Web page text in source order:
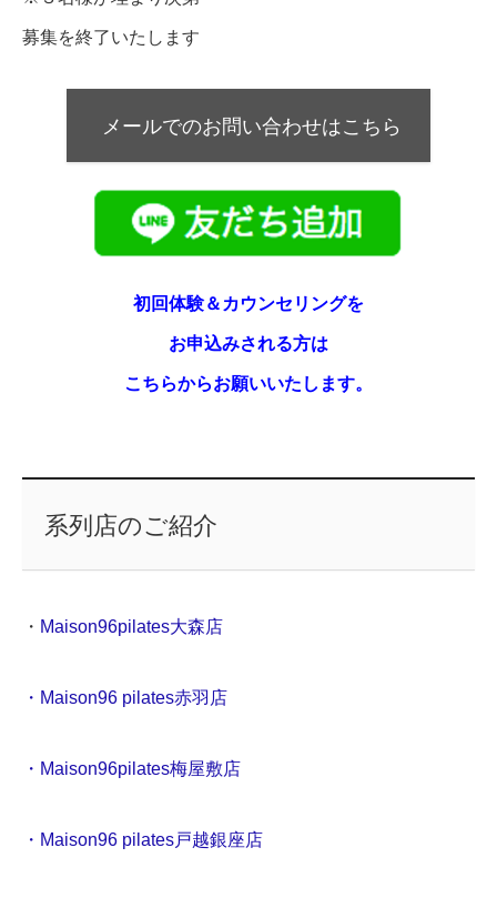
募集を終了いたします
メールでのお問い合わせはこちら
初回体験＆カウンセリングを
お申込みされる方は
こちらからお願いいたします。
系列店のご紹介
・ Maison96pilates大森店
・Maison96 pilates赤羽店
・Maison96pilates梅屋敷店
・Maison96 pilates戸越銀座店